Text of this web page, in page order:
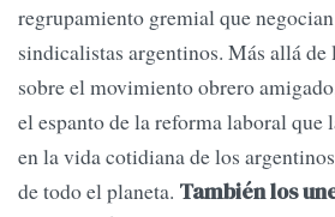
regrupamiento gremial que
sindicalistas argentinos. Más allá de
sobre el movimiento obrero
el espanto de la reforma laboral
en la vida cotidiana de los
de todo el planeta. También los